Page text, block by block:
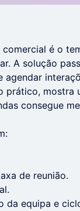
é o
A solução
mostra
consegue
de reunião.
da equipa e